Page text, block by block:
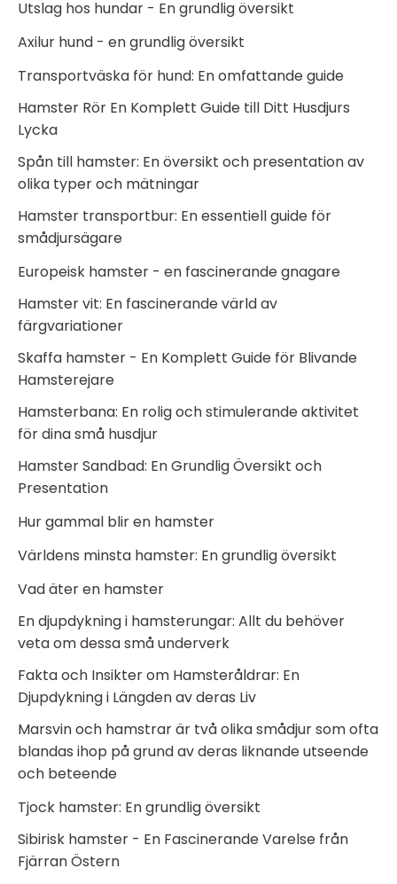
Utslag hos hundar - En grundlig översikt
Axilur hund - en grundlig översikt
Transportväska för hund: En omfattande guide
Hamster Rör En Komplett Guide till Ditt Husdjurs
Lycka
Spån till hamster: En översikt och presentation av
olika typer och mätningar
Hamster transportbur: En essentiell guide för
smådjursägare
Europeisk hamster - en fascinerande gnagare
Hamster vit: En fascinerande värld av
färgvariationer
Skaffa hamster - En Komplett Guide för Blivande
Hamsterejare
Hamsterbana: En rolig och stimulerande aktivitet
för dina små husdjur
Hamster Sandbad: En Grundlig Översikt och
Presentation
Hur gammal blir en hamster
Världens minsta hamster: En grundlig översikt
Vad äter en hamster
En djupdykning i hamsterungar: Allt du behöver
veta om dessa små underverk
Fakta och Insikter om Hamsteråldrar: En
Djupdykning i Längden av deras Liv
Marsvin och hamstrar är två olika smådjur som ofta
blandas ihop på grund av deras liknande utseende
och beteende
Tjock hamster: En grundlig översikt
Sibirisk hamster - En Fascinerande Varelse från
Fjärran Östern